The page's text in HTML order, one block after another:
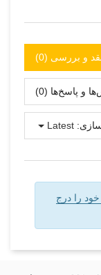
و بررسی‌‌ (0)
و پاسخ‌ها (0)
Latest
را درج